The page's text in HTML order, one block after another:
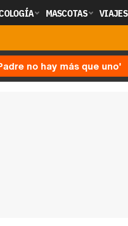
MASCOTAS VIAJES
no hay más que uno'